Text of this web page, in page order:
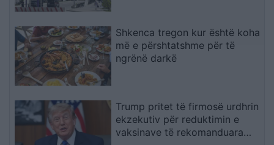
Shkenca tregon kur është koha
më e përshtatshme për të
ngrënë darkë
Trump pritet të firmosë urdhrin
ekzekutiv për reduktimin e
vaksinave të rekomanduara